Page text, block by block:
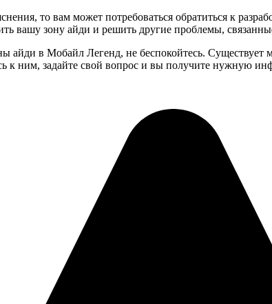
то вам может потребоваться обратиться к
вашу зону айди и решить другие проблемы,
айди в Мобайл Легенд, не беспокойтесь.
к ним, задайте свой вопрос и вы получите нужную